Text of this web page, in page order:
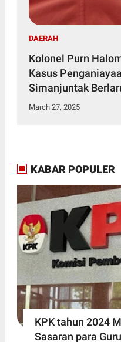
DAERAH
Kolonel Purn
Kasus
Simanjuntak
March 27, 2025
KABAR POPULER
KPK tahun 2024
Sasaran para